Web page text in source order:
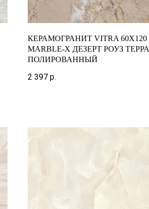
КЕРАМОГРАНИТ VITRA 60X120
MARBLE-X ДЕЗЕРТ РОУЗ ТЕРРА
ПОЛИРОВАННЫЙ
2 397 р.